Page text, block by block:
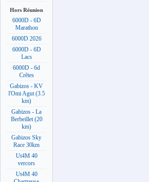
Hors Réunion
6000D - 6D
Marathon
6000D 2026
6000D - 6D
Lacs
6000D - 6d
Crêtes
Gabizos - KV
l'Omi Agut (3.5
km)
Gabizos - La
Berbeillet (20
km)
Gabizos Sky
Race 30km
Ut4M 40
vercors
Ut4M 40